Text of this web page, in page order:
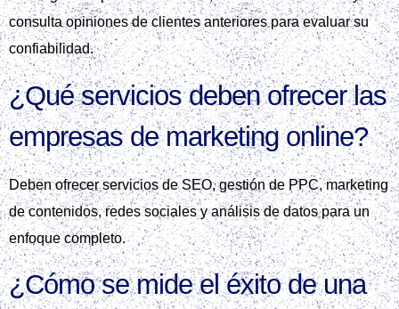
consulta opiniones de clientes anteriores para evaluar su
confiabilidad.
¿Qué servicios deben ofrecer las
empresas de marketing online?
Deben ofrecer servicios de SEO, gestión de PPC, marketing
de contenidos, redes sociales y análisis de datos para un
enfoque completo.
¿Cómo se mide el éxito de una